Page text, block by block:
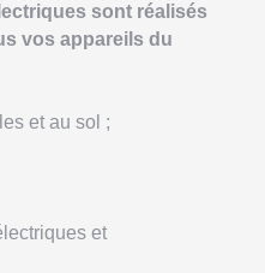
sont réalisés
vos appareils du
et au sol ;
et